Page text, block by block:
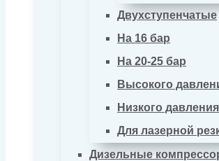
Двухступенчатые
На 16 бар
На 20-25 бар
Высокого
Низкого давления
Для лазерной
Дизельные